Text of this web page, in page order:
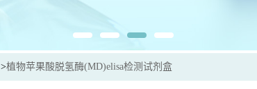
>植物苹果酸脱氢酶(MD)elisa检测试剂盒